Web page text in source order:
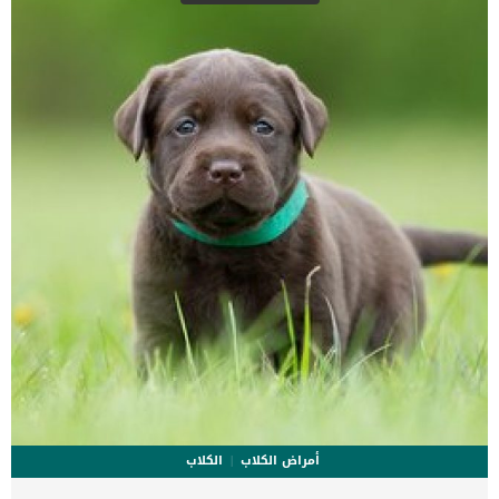
الدموية عند الكلاب _اضطرابات تجلط الدم _انخفاض عدد الصفائح الدموية
_امراض الاوعية الدموية الناتجة عن مشاكل المسالك البولية _حصوات
الكلى _العدوى _ التهاب الكلى احيانا تنشأ نتيجة […]
أمراض الكلاب
الكلاب